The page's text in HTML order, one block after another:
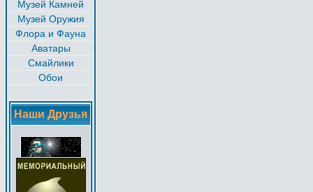
Музей Камней
Музей Оружия
Флора и Фауна
Аватары
Смайлики
Обои
Наши Друзья